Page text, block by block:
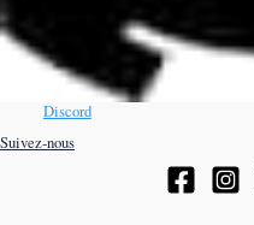
Discord
Suivez-nous